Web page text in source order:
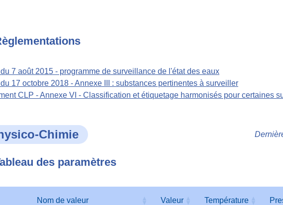
7 août 2015 - programme de surveillance de l'état des eaux
17 octobre 2018 - Annexe III : substances pertinentes à surveiller
CLP - Annexe VI - Classification et étiquetage harmonisés pour certaines
Chimie
des paramètres
Nom de valeur Valeur Température